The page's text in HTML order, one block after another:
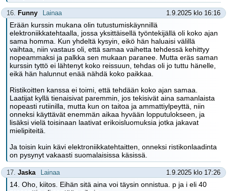
16. Funny Lainaa 1.9.2025 klo 16:16
Erään kurssin mukana olin tutustumiskäynnillä
elektroniikkatehtaalla, jossa yksittäisellä työntekijällä oli koko ajan
sama homma. Kun yhdeltä kysyin, eikö hän haluaisi välillä
vaihtaa, niin vastaus oli, että samaa vaihetta tehdessä kehittyy
nopeammaksi ja palkka sen mukaan paranee. Mutta eräs saman
kurssin tyttö ei lähtenyt koko reissuun, tehdas oli jo tuttu hänelle,
eikä hän halunnut enää nähdä koko paikkaa.
Ristikoitten kanssa ei toimi, että tehdään koko ajan samaa.
Laatijat kyllä tienaisivat paremmin, jos tekisivät aina samanlaista
nopeasti rutiinilla, mutta kun on taitoa ja ammattiylpeyttä, niin
onneksi käyttävät enemmän aikaa hyvään lopputulokseen, ja
lisäksi vielä toisinaan laativat erikoisluomuksia jotka jakavat
mielipiteitä.
Ja toisin kuin kävi elektroniikkatehtaitten, onneksi ristikonlaadinta
on pysynyt vakaasti suomalaisissa käsissä.
17. Jaska Lainaa 1.9.2025 klo 17:26
14. Oho, kiitos. Eihän sitä aina voi täysin onnistua. p ja i eli 40